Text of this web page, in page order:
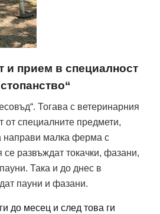
и прием в специалност
Тогава с ветеринарния
от специалните предмети,
направи малка ферма с
се развъждат токачки, фазани,
Така и до днес в
пауни и фазани.
до месец и след това ги